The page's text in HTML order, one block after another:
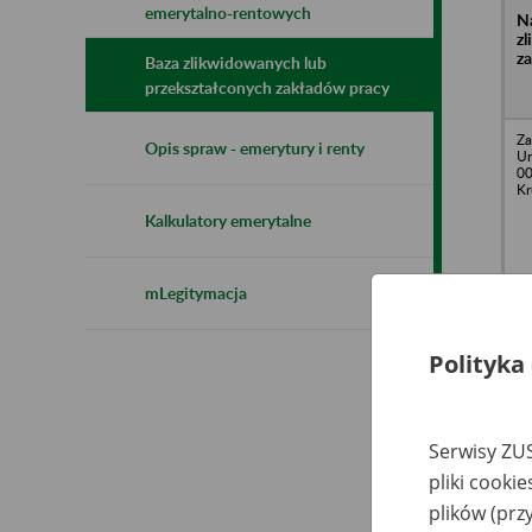
emerytalno-rentowych
Baza zlikwidowanych lub
przekształconych zakładów pracy
Opis spraw - emerytury i renty
Kalkulatory emerytalne
mLegitymacja
Polityka
Serwisy
pliki
plików